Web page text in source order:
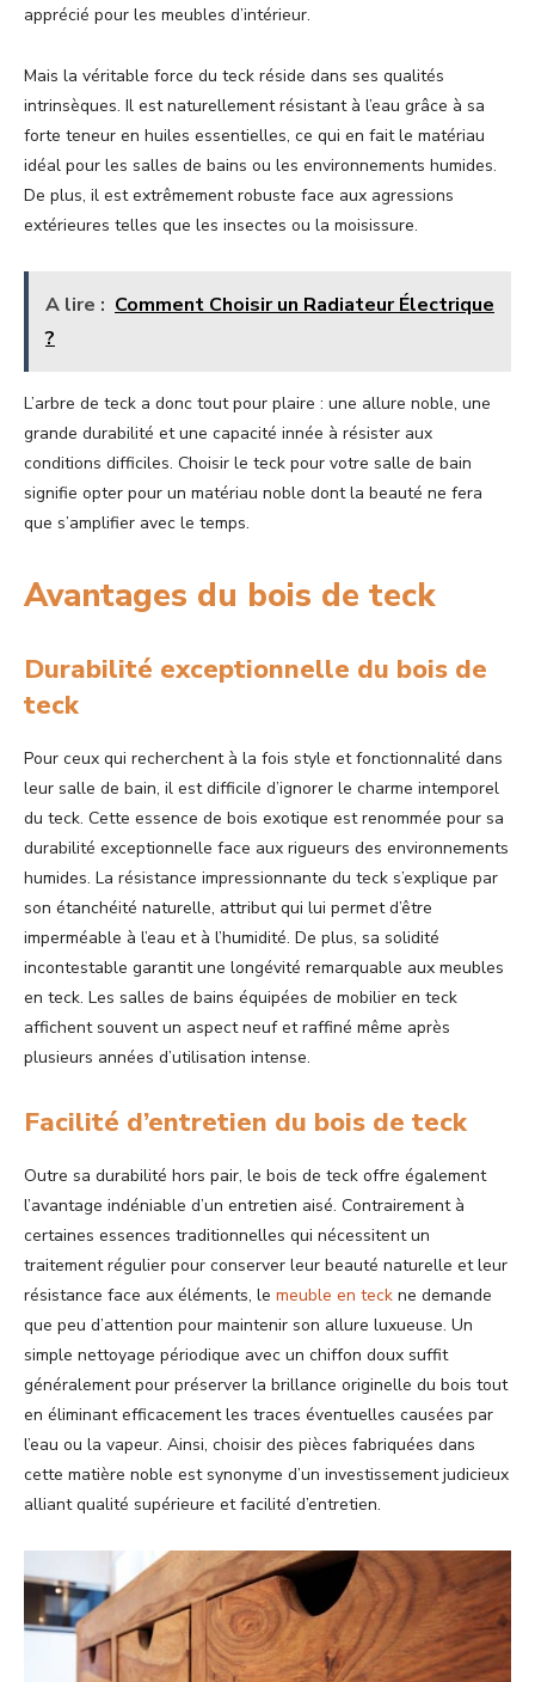
apprécié pour les meubles d’intérieur.
Mais la véritable force du teck réside dans ses qualités
intrinsèques. Il est naturellement résistant à l’eau grâce à sa
forte teneur en huiles essentielles, ce qui en fait le matériau
idéal pour les salles de bains ou les environnements humides.
De plus, il est extrêmement robuste face aux agressions
extérieures telles que les insectes ou la moisissure.
A lire : Comment Choisir un Radiateur Électrique
?
L’arbre de teck a donc tout pour plaire : une allure noble, une
grande durabilité et une capacité innée à résister aux
conditions difficiles. Choisir le teck pour votre salle de bain
signifie opter pour un matériau noble dont la beauté ne fera
que s’amplifier avec le temps.
Avantages du bois de teck
Durabilité exceptionnelle du bois de
teck
Pour ceux qui recherchent à la fois style et fonctionnalité dans
leur salle de bain, il est difficile d’ignorer le charme intemporel
du teck. Cette essence de bois exotique est renommée pour sa
durabilité exceptionnelle face aux rigueurs des environnements
humides. La résistance impressionnante du teck s’explique par
son étanchéité naturelle, attribut qui lui permet d’être
imperméable à l’eau et à l’humidité. De plus, sa solidité
incontestable garantit une longévité remarquable aux meubles
en teck. Les salles de bains équipées de mobilier en teck
affichent souvent un aspect neuf et raffiné même après
plusieurs années d’utilisation intense.
Facilité d’entretien du bois de teck
Outre sa durabilité hors pair, le bois de teck offre également
l’avantage indéniable d’un entretien aisé. Contrairement à
certaines essences traditionnelles qui nécessitent un
traitement régulier pour conserver leur beauté naturelle et leur
résistance face aux éléments, le meuble en teck ne demande
que peu d’attention pour maintenir son allure luxueuse. Un
simple nettoyage périodique avec un chiffon doux suffit
généralement pour préserver la brillance originelle du bois tout
en éliminant efficacement les traces éventuelles causées par
l’eau ou la vapeur. Ainsi, choisir des pièces fabriquées dans
cette matière noble est synonyme d’un investissement judicieux
alliant qualité supérieure et facilité d’entretien.